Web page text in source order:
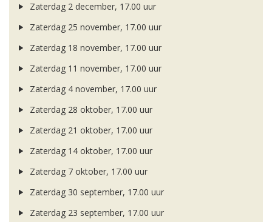
Zaterdag 2 december, 17.00 uur
Zaterdag 25 november, 17.00 uur
Zaterdag 18 november, 17.00 uur
Zaterdag 11 november, 17.00 uur
Zaterdag 4 november, 17.00 uur
Zaterdag 28 oktober, 17.00 uur
Zaterdag 21 oktober, 17.00 uur
Zaterdag 14 oktober, 17.00 uur
Zaterdag 7 oktober, 17.00 uur
Zaterdag 30 september, 17.00 uur
Zaterdag 23 september, 17.00 uur